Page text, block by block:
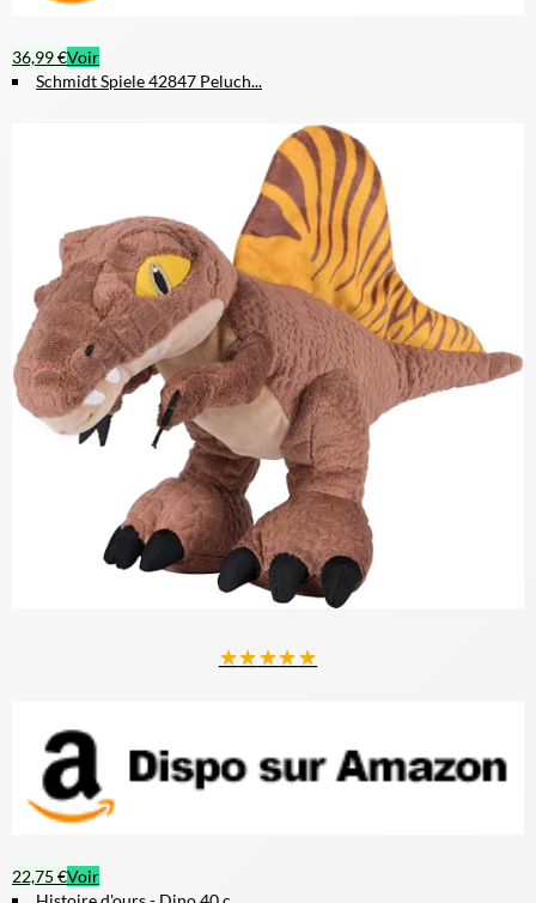
36,99 €Voir
Schmidt Spiele 42847 Peluch...
★★★★★
22,75 €Voir